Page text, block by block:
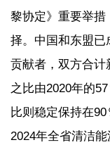
黎协定》重要举
择。中国和东盟
贡献者，双方合
之比由2020年的
比则稳定保持在
2024年全省清洁